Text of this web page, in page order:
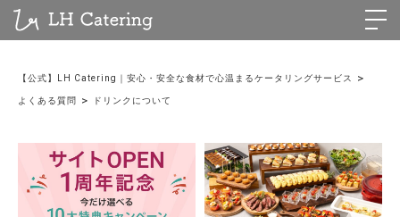
【公式】LH Catering｜安心・安全な食材で心温まるケータリングサービス >
よくある質問 > ドリンクについて